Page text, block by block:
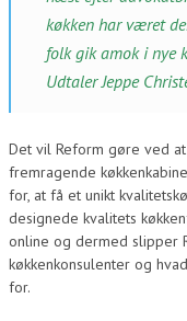
køkken har været
folk gik amok i nye
Udtaler Jeppe
Det vil Reform gøre ved
fremragende
for, at få et unikt
designede kvalitets
online og dermed slipper
køkkenkonsulenter og
for.